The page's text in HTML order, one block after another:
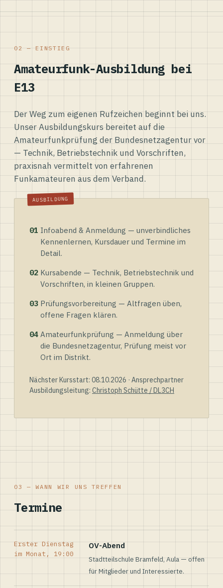
02 — EINSTIEG
Amateurfunk-Ausbildung bei
E13
Der Weg zum eigenen Rufzeichen beginnt bei uns.
Unser Ausbildungskurs bereitet auf die
Amateurfunkprüfung der Bundesnetzagentur vor
— Technik, Betriebstechnik und Vorschriften,
praxisnah vermittelt von erfahrenen
Funkamateuren aus dem Verband.
01 Infoabend & Anmeldung — unverbindliches
Kennenlernen, Kursdauer und Termine im
Detail.
02 Kursabende — Technik, Betriebstechnik und
Vorschriften, in kleinen Gruppen.
03 Prüfungsvorbereitung — Altfragen üben,
offene Fragen klären.
04 Amateurfunkprüfung — Anmeldung über
die Bundesnetzagentur, Prüfung meist vor
Ort im Distrikt.
Nächster Kursstart: 08.10.2026 · Ansprechpartner
Ausbildungsleitung: Christoph Schütte / DL3CH
03 — WANN WIR UNS TREFFEN
Termine
Erster Dienstag
im Monat, 19:00
OV-Abend
Stadtteilschule Bramfeld, Aula — offen
für Mitglieder und Interessierte.